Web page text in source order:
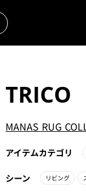
TRICO
MANAS RUG
アイテムカテゴリ
シーン リビング